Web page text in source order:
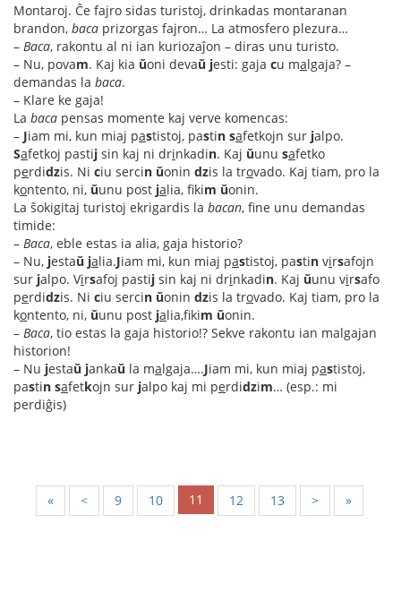
Montaroj. Ĉe fajro sidas turistoj, drinkadas montaranan
brandon, baca prizorgas fajron… La atmosfero plezura…
– Baca, rakontu al ni ian kuriozaĵon – diras unu turisto.
– Nu, povam. Kaj kia ŭoni devaŭ jesti: gaja cu malgaja? –
demandas la baca.
– Klare ke gaja!
La baca pensas momente kaj verve komencas:
– Jiam mi, kun miaj pastistoj, pastin safetkojn sur jalpo.
Safetkoj pastij sin kaj ni drinkadin. Kaj ŭunu safetko
perdidzis. Ni ciu sercin ŭonin dzis la trovado. Kaj tiam, pro la
kontento, ni, ŭunu post jalia, fikim ŭonin.
La ŝokigitaj turistoj ekrigardis la bacan, fine unu demandas
timide:
– Baca, eble estas ia alia, gaja historio?
– Nu, jestaŭ jalia.Jiam mi, kun miaj pastistoj, pastin virsafojn
sur jalpo. Virsafoj pastij sin kaj ni drinkadin. Kaj ŭunu virsafo
perdidzis. Ni ciu sercin ŭonin dzis la trovado. Kaj tiam, pro la
kontento, ni, ŭunu post jalia,fikim ŭonin.
– Baca, tio estas la gaja historio!? Sekve rakontu ian malgajan
historion!
– Nu jestaŭ jankaŭ la malgaja….Jiam mi, kun miaj pastistoj,
pastin safetkojn sur jalpo kaj mi perdidzim… (esp.: mi
perdiĝis)
« < 9 10 11 12 13 > »